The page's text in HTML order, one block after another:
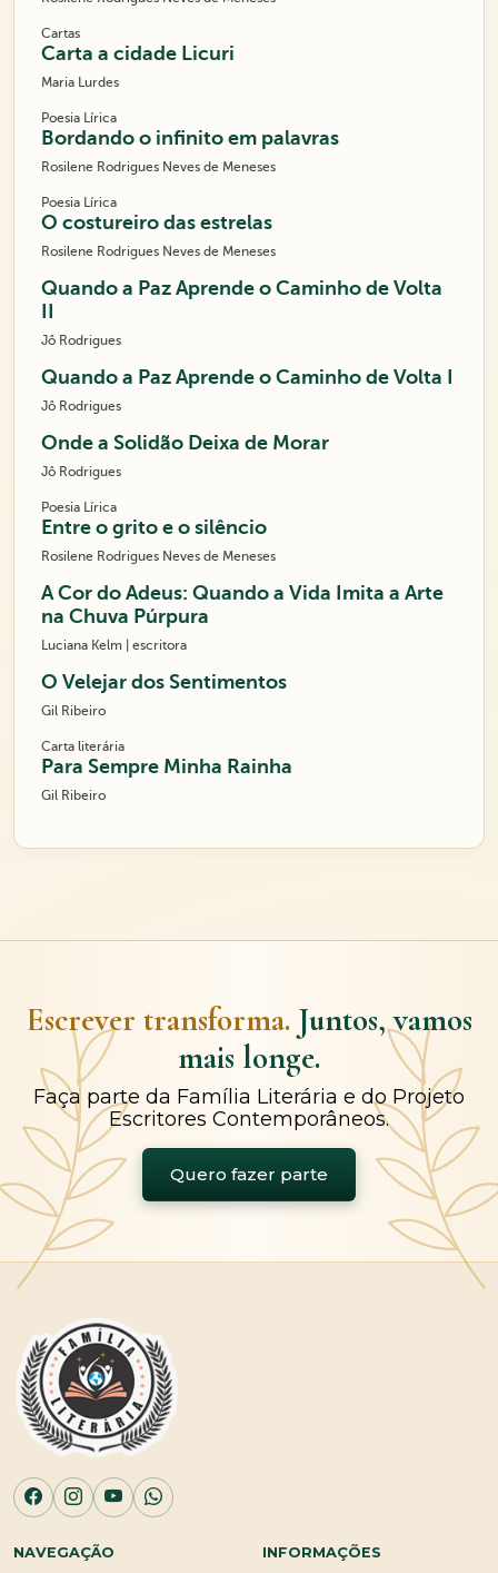
Cartas
Carta a cidade Licuri
Maria Lurdes
Poesia Lírica
Bordando o infinito em palavras
Rosilene Rodrigues Neves de Meneses
Poesia Lírica
O costureiro das estrelas
Rosilene Rodrigues Neves de Meneses
Quando a Paz Aprende o Caminho de Volta
Jô Rodrigues
Quando a Paz Aprende o Caminho de Volta I
Jô Rodrigues
Onde a Solidão Deixa de Morar
Jô Rodrigues
Poesia Lírica
Entre o grito e o silêncio
Rosilene Rodrigues Neves de Meneses
A Cor do Adeus: Quando a Vida Imita a Arte
na Chuva Púrpura
Luciana Kelm | escritora
O Velejar dos Sentimentos
Gil Ribeiro
Carta literária
Para Sempre Minha Rainha
Gil Ribeiro
Escrever transforma. Juntos, vamos
mais longe.
Faça parte da Família Literária e do Projeto
Escritores Contemporâneos.
Quero fazer parte
NAVEGAÇÃO INFORMAÇÕES